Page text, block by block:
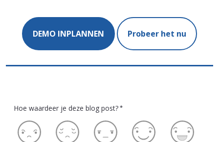
DEMO INPLANNEN Probeer het nu
Hoe waardeer je deze blog post? *